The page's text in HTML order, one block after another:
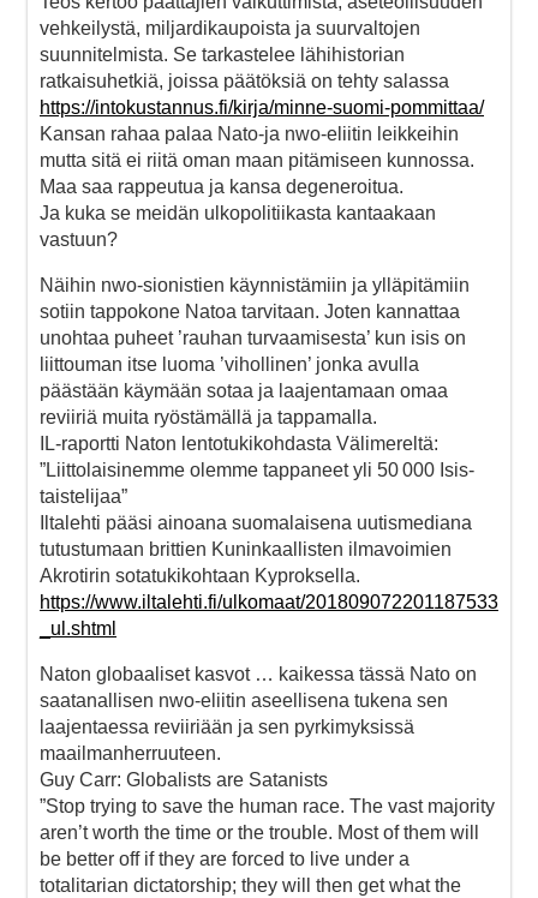
vehkeilystä, miljardikaupoista ja suurvaltojen
suunnitelmista. Se tarkastelee lähihistorian
ratkaisuhetkiä, joissa päätöksiä on tehty salassa
https://intokustannus.fi/kirja/minne-suomi-pommittaa/
Kansan rahaa palaa Nato-ja nwo-eliitin leikkeihin
mutta sitä ei riitä oman maan pitämiseen kunnossa.
Maa saa rappeutua ja kansa degeneroitua.
Ja kuka se meidän ulkopolitiikasta kantaakaan
vastuun?
Näihin nwo-sionistien käynnistämiin ja ylläpitämiin
sotiin tappokone Natoa tarvitaan. Joten kannattaa
unohtaa puheet ’rauhan turvaamisesta’ kun isis on
liittouman itse luoma ’vihollinen’ jonka avulla
päästään käymään sotaa ja laajentamaan omaa
reviiriä muita ryöstämällä ja tappamalla.
IL-raportti Naton lentotukikohdasta Välimereltä:
”Liittolaisinemme olemme tappaneet yli 50 000 Isis-
taistelijaa”
Iltalehti pääsi ainoana suomalaisena uutismediana
tutustumaan brittien Kuninkaallisten ilmavoimien
Akrotirin sotatukikohtaan Kyproksella.
https://www.iltalehti.fi/ulkomaat/201809072201187533
_ul.shtml
Naton globaaliset kasvot … kaikessa tässä Nato on
saatanallisen nwo-eliitin aseellisena tukena sen
laajentaessa reviiriään ja sen pyrkimyksissä
maailmanherruuteen.
Guy Carr: Globalists are Satanists
”Stop trying to save the human race. The vast majority
aren’t worth the time or the trouble. Most of them will
be better off if they are forced to live under a
totalitarian dictatorship; they will then get what the